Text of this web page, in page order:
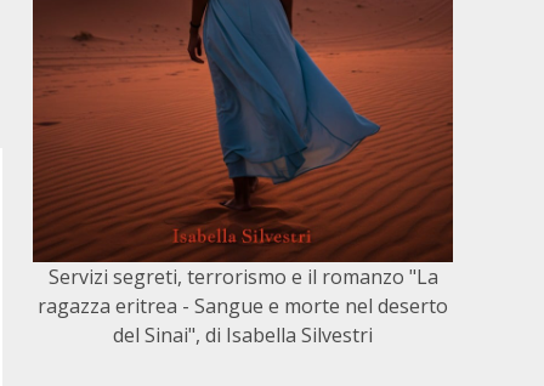
Servizi segreti, terrorismo e il romanzo "La
ragazza eritrea - Sangue e morte nel deserto
del Sinai", di Isabella Silvestri